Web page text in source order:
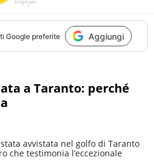
Google preferite Aggiungi
a Taranto: perché
avvistata nel golfo di Taranto
che testimonia l’eccezionale